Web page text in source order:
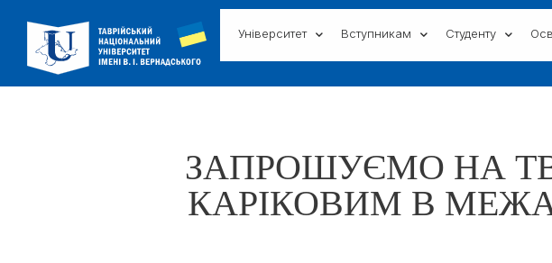
Університет Вступникам Студенту
ЗАПРОШУЄМО НА
КАРІКОВИМ В